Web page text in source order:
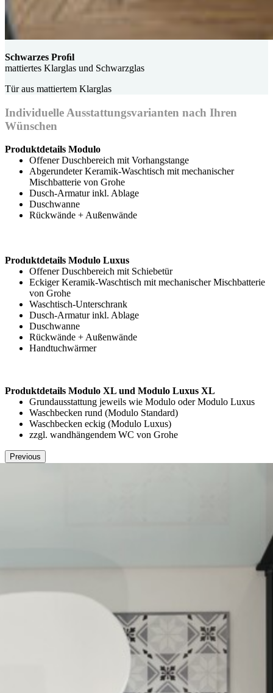
Schwarzes Proﬁl
mattiertes Klarglas und Schwarzglas
Tür aus mattiertem Klarglas
Individuelle Ausstattungsvarianten nach Ihren
Wünschen
Produktdetails Modulo
Offener Duschbereich mit Vorhangstange
Abgerundeter Keramik-Waschtisch mit mechanischer
Mischbatterie von Grohe
Dusch-Armatur inkl. Ablage
Duschwanne
Rückwände + Außenwände
Produktdetails Modulo Luxus
Offener Duschbereich mit Schiebetür
Eckiger Keramik-Waschtisch mit mechanischer Mischbatterie
von Grohe
Waschtisch-Unterschrank
Dusch-Armatur inkl. Ablage
Duschwanne
Rückwände + Außenwände
Handtuchwärmer
Produktdetails Modulo XL und Modulo Luxus XL
Grundausstattung jeweils wie Modulo oder Modulo Luxus
Waschbecken rund (Modulo Standard)
Waschbecken eckig (Modulo Luxus)
zzgl. wandhängendem WC von Grohe
Previous